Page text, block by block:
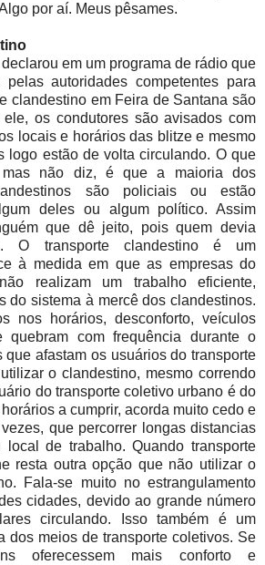
por aí. Meus pêsames.
em um programa de rádio que
autoridades competentes para
clandestino em Feira de Santana são
ele, os condutores são avisados com
locais e horários das blitze e mesmo
logo estão de volta circulando. O que
mas não diz, é que a maioria dos
são policiais ou estão
deles ou algum político. Assim
que dê jeito, pois quem devia
O transporte clandestino é um
à medida em que as empresas do
realizam um trabalho eficiente,
do sistema à mercê dos clandestinos.
nos horários, desconforto, veículos
com frequência durante o
que afastam os usuários do transporte
o clandestino, mesmo correndo
do transporte coletivo urbano é do
a cumprir, acorda muito cedo e
que percorrer longas distancias
de trabalho. Quando transporte
resta outra opção que não utilizar o
Fala-se muito no estrangulamento
cidades, devido ao grande número
circulando. Isso também é um
dos meios de transporte coletivos. Se
oferecessem mais conforto e